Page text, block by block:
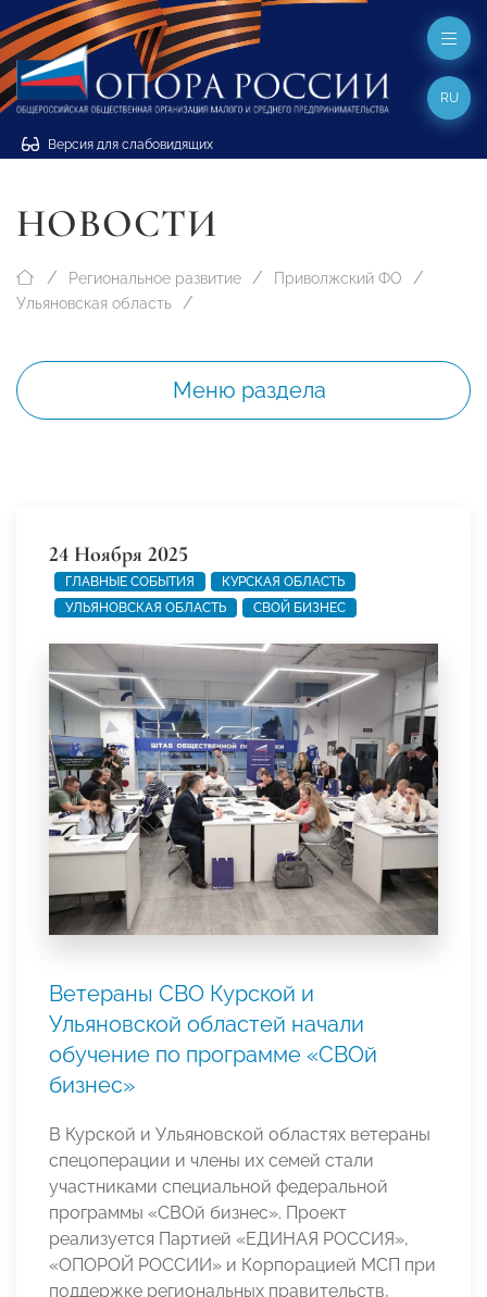
Версия для слабовидящих
RU
НОВОСТИ
Региональное развитие
Приволжский ФО
Ульяновская область
Меню раздела
24 Ноября 2025
ГЛАВНЫЕ СОБЫТИЯ
КУРСКАЯ ОБЛАСТЬ
УЛЬЯНОВСКАЯ ОБЛАСТЬ
СВОЙ БИЗНЕС
Ветераны СВО Курской и
Ульяновской областей начали
обучение по программе «СВОй
бизнес»
В Курской и Ульяновской областях ветераны
спецоперации и члены их семей стали
участниками специальной федеральной
программы «СВОй бизнес». Проект
реализуется Партией «ЕДИНАЯ РОССИЯ»,
«ОПОРОЙ РОССИИ» и Корпорацией МСП при
поддержке региональных правительств,